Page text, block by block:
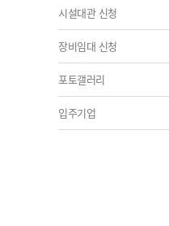
시설대관 신청
장비임대 신청
포토갤러리
입주기업